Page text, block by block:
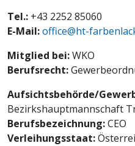
Tel.: +43 2252 85060
E-Mail:office@ht-
Mitglied bei:WKO
Berufsrecht:
Aufsichtsbehörde/
Bezirkshauptmannschaft
Berufsbezeichnung:CEO
Verleihungsstaat: